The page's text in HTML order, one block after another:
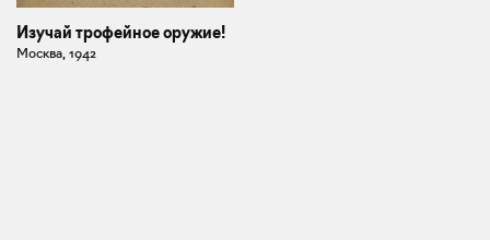
Изучай трофейное оружие!
Москва, 1942